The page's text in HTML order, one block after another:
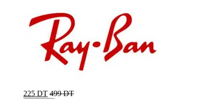
225 DT 499 DT